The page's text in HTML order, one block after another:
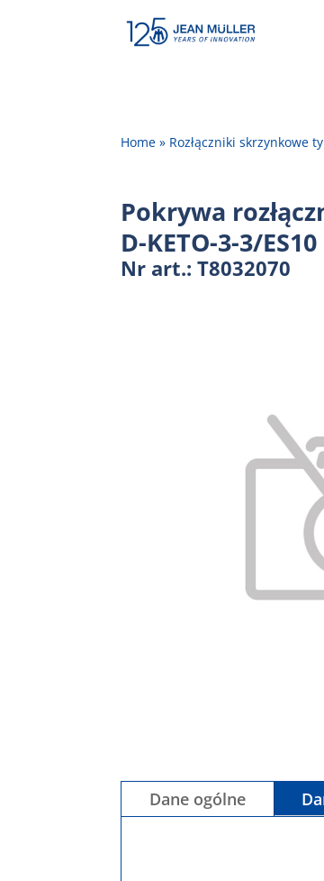
Home » Rozłączniki skrzynkowe
Pokrywa
D-KETO-3-3/ES10
Nr art.: T8032070
Dane ogólne